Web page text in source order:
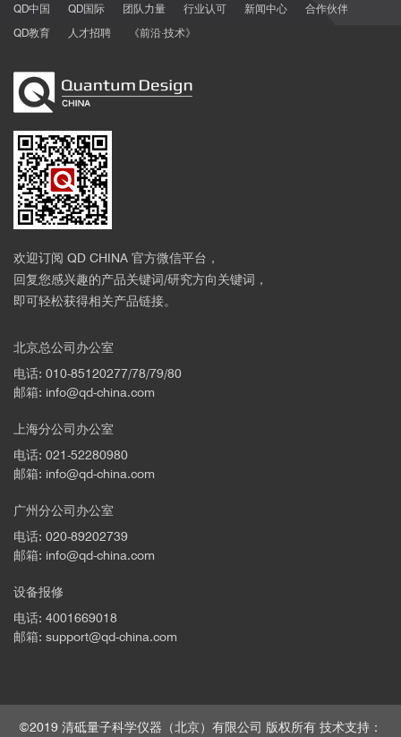
QD中国 QD国际 团队力量 行业认可 新闻中心
合作伙伴
QD教育
人才招聘 《前沿·技术》
欢迎订阅 QD CHINA 官方微信平台，
回复您感兴趣的产品关键词/研究方向关键词，
即可轻松获得相关产品链接。
北京总公司办公室
电话: 010-85120277/78/79/80
邮箱: info@qd-china.com
上海分公司办公室
电话: 021-52280980
邮箱: info@qd-china.com
广州分公司办公室
电话: 020-89202739
邮箱: info@qd-china.com
设备报修
电话: 4001669018
邮箱: support@qd-china.com
©2019 清砥量子科学仪器（北京）有限公司 版权所有 技术支持：